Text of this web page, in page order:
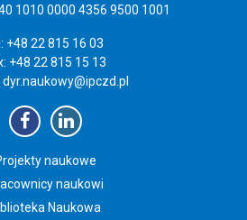
1010 0000 4356 9500 1001
+48 22 815 16 03
+48 22 815 15 13
dyr.naukowy@ipczd.pl
naukowe
naukowi
Naukowa